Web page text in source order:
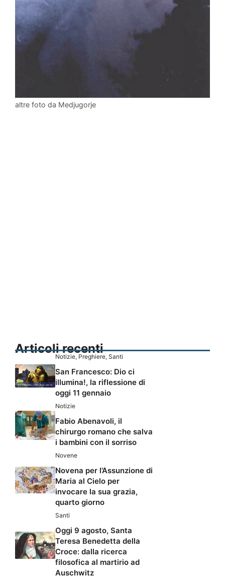
altre foto da Medjugorje
Articoli recenti
Notizie, Preghiere, Santi
San Francesco: Dio ci
illumina!, la riflessione di
oggi 11 gennaio
Notizie
Fabio Abenavoli, il
chirurgo romano che salva
i bambini con il sorriso
Novene
Novena per l’Assunzione di
Maria al Cielo per
invocare la sua grazia,
quarto giorno
Santi
Oggi 9 agosto, Santa
Teresa Benedetta della
Croce: dalla ricerca
filosofica al martirio ad
Auschwitz